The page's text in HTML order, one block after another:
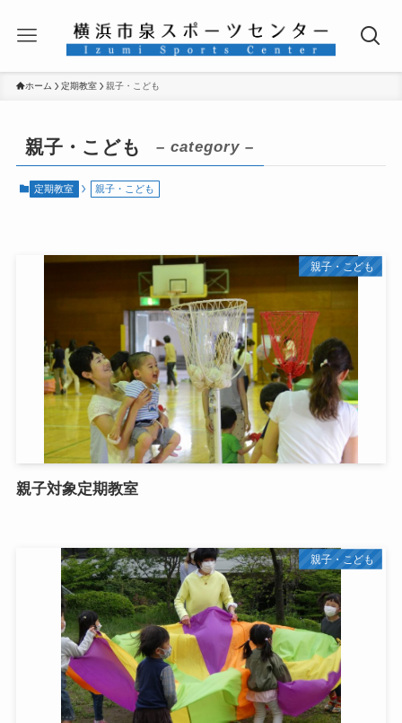
ホーム 定期教室 親子・こども
親子・こども – category –
定期教室 親子・こども
親子・こども
親子対象定期教室
親子・こども